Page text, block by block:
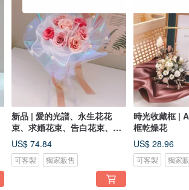
新品 | 愛的光譜、永生花花
束、求婚花束、告白花束、生
日花束
US$ 74.84
可客製 獨家販售
時光收藏框 |
框乾燥花
US$ 28.96
可客製 獨家